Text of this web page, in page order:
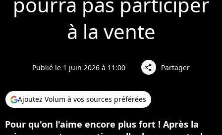
à la vente
Publié le 1 juin 2026 à 11:00 share Partager
Ajoutez Volum à vos sources préférées
Pour qu'on l'aime encore plus fort ! Après la